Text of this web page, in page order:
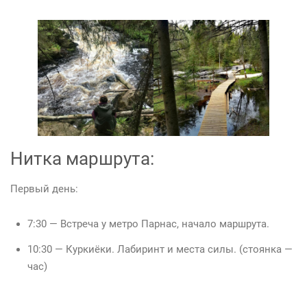
Нитка маршрута:
Первый день:
7:30 — Встреча у метро Парнас, начало маршрута.
10:30 — Куркиёки. Лабиринт и места силы. (стоянка —
час)